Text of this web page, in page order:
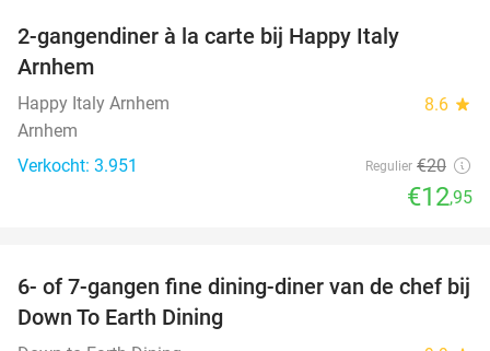
2-gangendiner à la carte bij Happy Italy
Arnhem
Happy Italy Arnhem 8.6 star
Arnhem
Verkocht: 3.951
Regulier €20
€12,95
36%
6- of 7-gangen fine dining-diner van de chef bij
Down To Earth Dining